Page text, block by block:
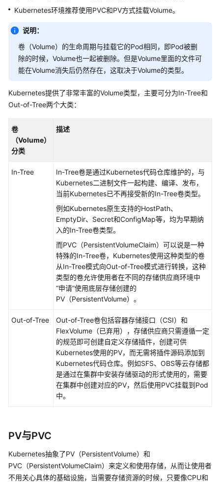
危
作
一
览
集
群
点
点
基
知
识
Kubernetes环境推荐使用PVC和PV方式挂载Volume。
说明：
卷（Volume）的生命周期与挂载它的Pod相同，即Pod被删
除的时候，Volume也一起被删除。但是Volume里面的文件可
能在Volume消失后仍然存在，这取决于Volume的类型。
Kubernetes提供了非常丰富的Volume类型，主要可分为In-Tree和
Out-of-Tree两个大类：
卷
（Volume）
分类
描述
In-Tree
In-Tree卷是通过Kubernetes代码仓库维护的，与
Kubernetes二进制文件一起构建、编译、发布，
当前Kubernetes已不再接受新的In-Tree卷类型。
例如Kubernetes原生支持的HostPath、
EmptyDir、Secret和ConfigMap等，均为早期纳
入的In-Tree卷类型。
而PVC（PersistentVolumeClaim）可以说是一种
特殊的In-Tree卷，Kubernetes使用这种类型的卷
从In-Tree模式向Out-of-Tree模式进行转换，这种
类型的卷允许使用者在不同的存储供应商环境中
“申请”使用底层存储创建的
PV（PersistentVolume）。
Out-of-Tree
Out-of-Tree卷包括容器存储接口（CSI）和
FlexVolume（已弃用），存储供应商只需遵循一定
的规范即可创建自定义存储插件，创建可供
Kubernetes使用的PV，而无需将插件源码添加到
Kubernetes代码仓库。例如SFS、OBS等云存储都
是通过在集群中安装存储驱动的形式使用的，需要
在集群中创建对应的PV，然后使用PVC挂载到Pod
中。
PV与PVC
Kubernetes抽象了PV（PersistentVolume）和
PVC（PersistentVolumeClaim）来定义和使用存储，从而让使用者
不用关心具体的基础设施，当需要存储资源的时候，只要像CPU和